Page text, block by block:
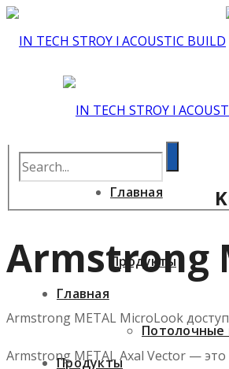
Главная
Продукты
Главная
Продукты
Потолочные
Armstrong
Armstrong METAL MicroLook
Armstrong METAL Axal Vector —